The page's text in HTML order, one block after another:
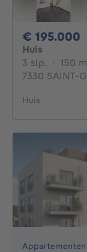
€ 195.000
Huis
3 slp. 3
· 150
7330 SAINT-
Huis